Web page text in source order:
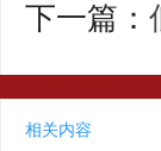
下一篇：
相关内容